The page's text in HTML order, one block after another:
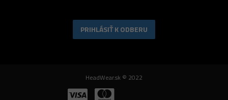
PRIHLÁSIŤ K ODBERU
HeadWear.sk © 2022